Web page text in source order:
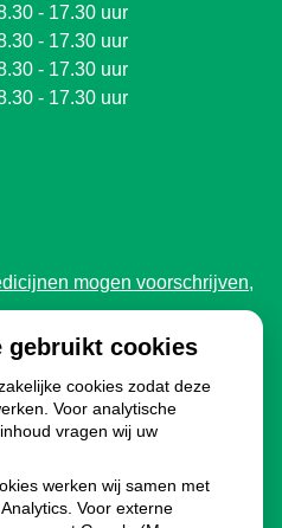
- 17.30 uur
- 17.30 uur
- 17.30 uur
- 17.30 uur
mogen voorschrijven,
ziekte meer: aantal
betekent zonder
Utrecht vanwege
gebruikt cookies
cookies zodat deze
Voor analytische
vragen wij uw
werken wij samen met
Voor externe